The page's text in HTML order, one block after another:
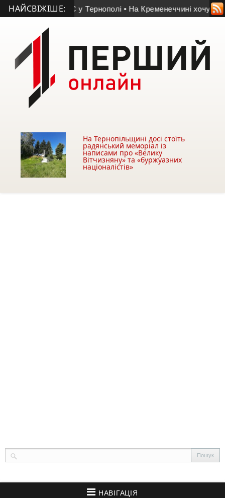
НАЙСВІЖІШЕ:
біля АЗС у Тернополі • На Кременеччині хочуть
На Тернопільщині досі стоїть
радянський меморіал із
написами про «Велику
Вітчизняну» та «буржуазних
націоналістів»
НАВІГАЦІЯ